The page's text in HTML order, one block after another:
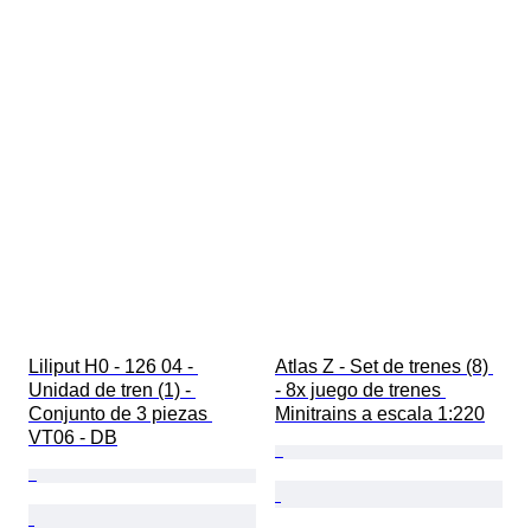
Liliput H0 - 126 04 -
Unidad de tren (1) -
Conjunto de 3 piezas
VT06 - DB
Atlas Z - Set de trenes (8)
- 8x juego de trenes
Minitrains a escala 1:220